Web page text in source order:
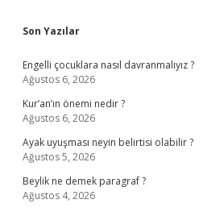
Sidebar
Son Yazılar
Engelli çocuklara nasıl davranmalıyız ?
Ağustos 6, 2026
Kur’an’ın önemi nedir ?
Ağustos 6, 2026
Ayak uyuşması neyin belirtisi olabilir ?
Ağustos 5, 2026
Beylik ne demek paragraf ?
Ağustos 4, 2026